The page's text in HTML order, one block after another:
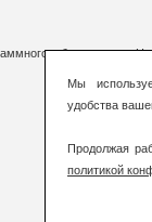
обеспечения.
Мы
удобства
Продолжая
политикой